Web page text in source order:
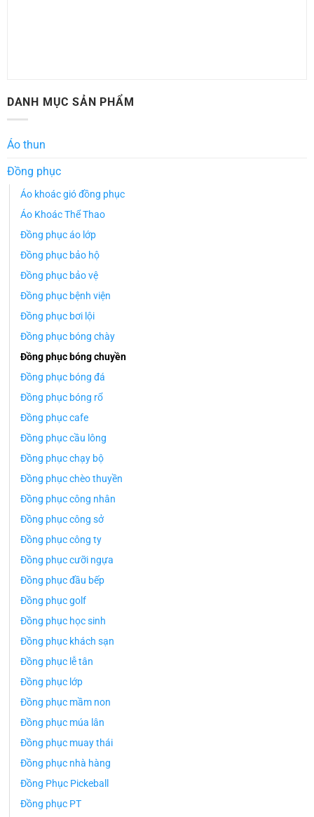
DANH MỤC SẢN PHẨM
Áo thun
Đồng phục
Áo khoác gió đồng phục
Áo Khoác Thể Thao
Đồng phục áo lớp
Đồng phục bảo hộ
Đồng phục bảo vệ
Đồng phục bệnh viện
Đồng phục bơi lội
Đồng phục bóng chày
Đồng phục bóng chuyền
Đồng phục bóng đá
Đồng phục bóng rổ
Đồng phục cafe
Đồng phục cầu lông
Đồng phục chạy bộ
Đồng phục chèo thuyền
Đồng phục công nhân
Đồng phục công sở
Đồng phục công ty
Đồng phục cưỡi ngựa
Đồng phục đầu bếp
Đồng phục golf
Đồng phục học sinh
Đồng phục khách sạn
Đồng phục lễ tân
Đồng phục lớp
Đồng phục mầm non
Đồng phục múa lân
Đồng phục muay thái
Đồng phục nhà hàng
Đồng Phục Pickeball
Đồng phục PT